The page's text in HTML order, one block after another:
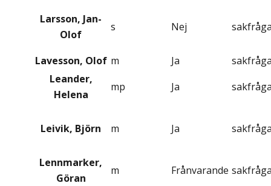
Larsson, Jan-
Olof
s Nej
Lavesson, Olof m Ja
Leander,
Helena
mp Ja
Leivik, Björn m Ja
Lennmarker,
Göran
m Frånvarande